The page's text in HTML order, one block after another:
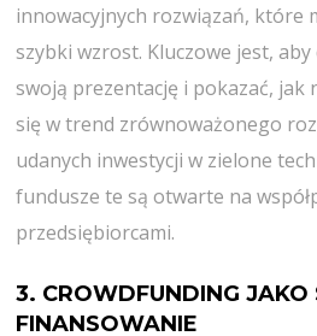
innowacyjnych rozwiązań, które
szybki wzrost. Kluczowe jest,
swoją prezentację i pokazać, jak
się w trend zrównoważonego
udanych inwestycji w zielone
fundusze te są otwarte na
przedsiębiorcami.
3. CROWDFUNDING JAKO
FINANSOWANIE